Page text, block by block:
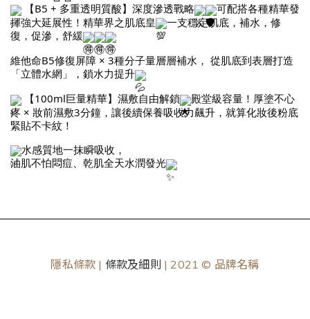
【B5 + 多重透明質酸】深度滲透戰略
可配搭各種精華發
揮強大延展性！精華界之肌底皇
一支穩定肌底，補水，修
復，促滲，舒緩
維他命B5修復屏障 × 3種分子量層層補水， 從肌底到表層打造
「立體水網」，鎖水力提升
【100ml巨量精華】濕敷自由解鎖
殿堂級容量！厚塗不心
疼 × 妝前濕敷3分鐘，讓後續保養吸收力飆升，就算化妝後粉底
緊貼不卡紋！
水感質地一抹瞬吸收，
油肌不怕悶痘、乾肌全天水潤發光
隱私條款 | 條款及細則 | 2021 © 品牌名稱